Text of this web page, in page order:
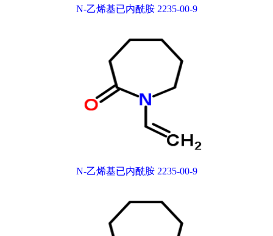
N-乙烯基已内酰胺 2235-00-9
N-乙烯基已内酰胺 2235-00-9